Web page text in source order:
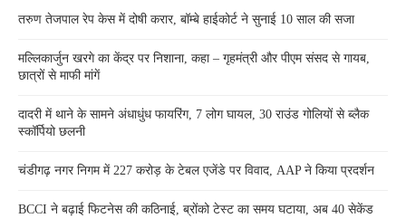
तरुण तेजपाल रेप केस में दोषी करार, बॉम्बे हाईकोर्ट ने सुनाई 10 साल की सजा
मल्लिकार्जुन खरगे का केंद्र पर निशाना, कहा – गृहमंत्री और पीएम संसद से गायब,
छात्रों से माफी मांगें
दादरी में थाने के सामने अंधाधुंध फायरिंग, 7 लोग घायल, 30 राउंड गोलियों से ब्लैक
स्कॉर्पियो छलनी
चंडीगढ़ नगर निगम में 227 करोड़ के टेबल एजेंडे पर विवाद, AAP ने किया प्रदर्शन
BCCI ने बढ़ाई फिटनेस की कठिनाई, ब्रोंको टेस्ट का समय घटाया, अब 40 सेकेंड